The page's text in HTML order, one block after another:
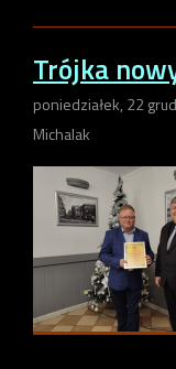
Trójka
poniedziałek, 22
Michalak